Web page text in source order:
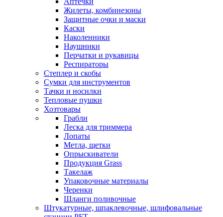
Жилеты, комбинезоны
Защитные очки и маски
Каски
Наколенники
Наушники
Перчатки и рукавицы
Респираторы
Степлер и скобы
Сумки для инструментов
Тачки и носилки
Тепловые пушки
Хозтовары
Грабли
Леска для триммера
Лопаты
Метла, щетки
Опрыскиватели
Продукция Grass
Такелаж
Упаковочные материалы
Черенки
Шланги поливочные
Штукатурные, шпаклевочные, шлифовальные